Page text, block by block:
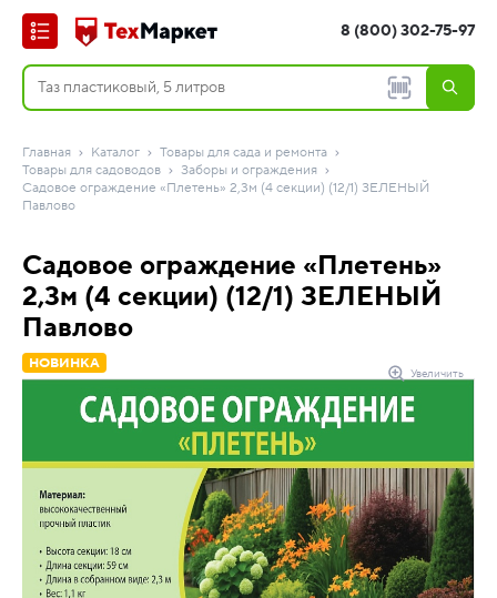
8 (800) 302-75-97
Главная Каталог
Товары для сада и ремонта
Товары для садоводов
Заборы и ограждения
Садовое ограждение «Плетень» 2,3м (4 секции) (12/1) ЗЕЛЕНЫЙ
Павлово
Садовое ограждение «Плетень»
2,3м (4 секции) (12/1) ЗЕЛЕНЫЙ
Павлово
НОВИНКА
Увеличить